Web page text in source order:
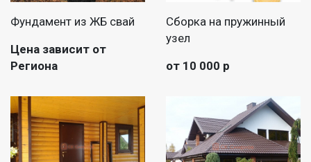
Фундамент из ЖБ свай
Цена зависит от
Региона
Сборка на пружинный
узел
от 10 000 р